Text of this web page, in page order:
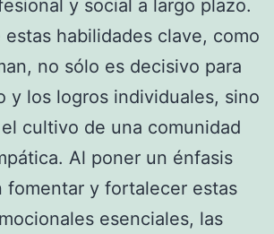
y social a largo plazo.
estas habilidades clave, como
no sólo es decisivo para
y los logros individuales, sino
cultivo de una comunidad
Al poner un énfasis
fomentar y fortalecer estas
esenciales, las